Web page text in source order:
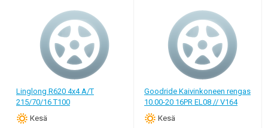
Linglong R620 4x4 A/T
215/70/16 T100
Кesä
Goodride Kaivinkoneen rengas
10.00-20 16PR EL08 // V164
Кesä